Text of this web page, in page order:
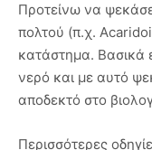
Προτείνω να
πολτού (π.χ.
κατάστημα. Βασικά
νερό και με αυτό
αποδεκτό στο
Περισσότερες